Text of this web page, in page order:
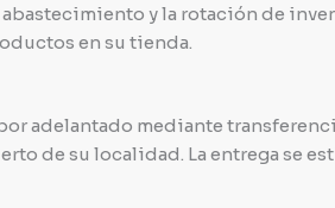
y la rotación de
en su tienda.
adelantado mediante
de su localidad. La entrega se